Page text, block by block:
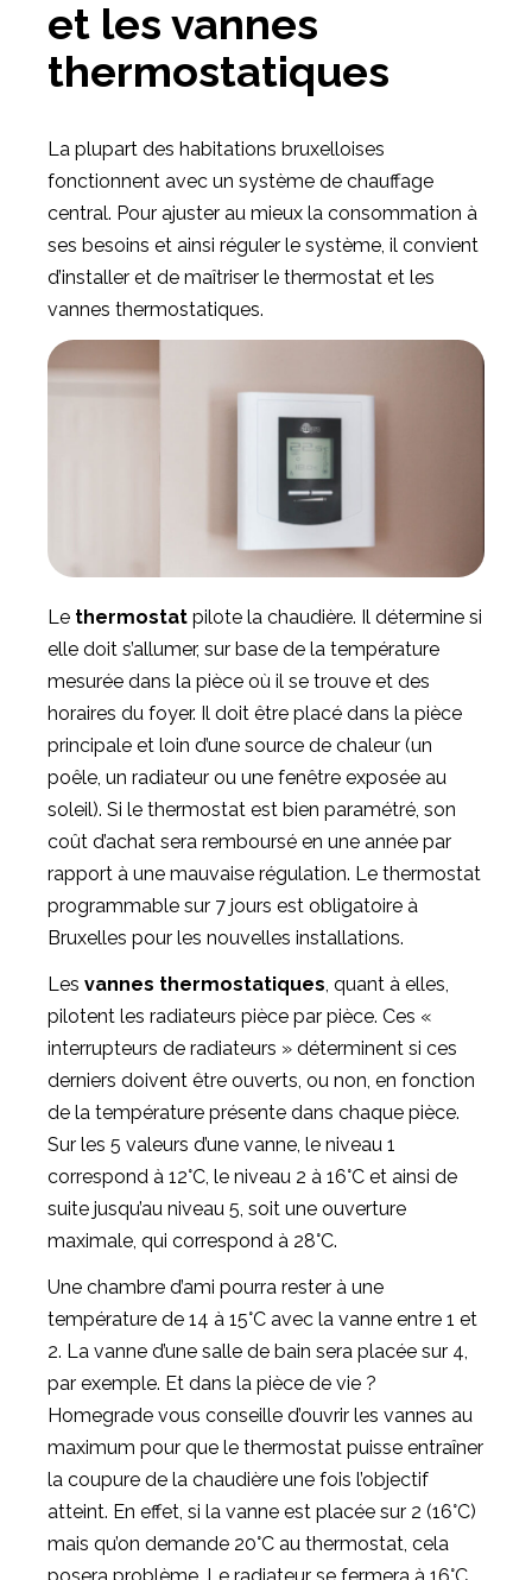
et les vannes
thermostatiques
La plupart des habitations bruxelloises
fonctionnent avec un système de chauffage
central. Pour ajuster au mieux la consommation à
ses besoins et ainsi réguler le système, il convient
d’installer et de maîtriser le thermostat et les
vannes thermostatiques.
Le thermostat pilote la chaudière. Il détermine si
elle doit s’allumer, sur base de la température
mesurée dans la pièce où il se trouve et des
horaires du foyer. Il doit être placé dans la pièce
principale et loin d’une source de chaleur (un
poêle, un radiateur ou une fenêtre exposée au
soleil). Si le thermostat est bien paramétré, son
coût d’achat sera remboursé en une année par
rapport à une mauvaise régulation. Le thermostat
programmable sur 7 jours est obligatoire à
Bruxelles pour les nouvelles installations.
Les vannes thermostatiques, quant à elles,
pilotent les radiateurs pièce par pièce. Ces «
interrupteurs de radiateurs » déterminent si ces
derniers doivent être ouverts, ou non, en fonction
de la température présente dans chaque pièce.
Sur les 5 valeurs d’une vanne, le niveau 1
correspond à 12°C, le niveau 2 à 16°C et ainsi de
suite jusqu’au niveau 5, soit une ouverture
maximale, qui correspond à 28°C.
Une chambre d’ami pourra rester à une
température de 14 à 15°C avec la vanne entre 1 et
2. La vanne d’une salle de bain sera placée sur 4,
par exemple. Et dans la pièce de vie ?
Homegrade vous conseille d’ouvrir les vannes au
maximum pour que le thermostat puisse entraîner
la coupure de la chaudière une fois l’objectif
atteint. En effet, si la vanne est placée sur 2 (16°C)
mais qu’on demande 20°C au thermostat, cela